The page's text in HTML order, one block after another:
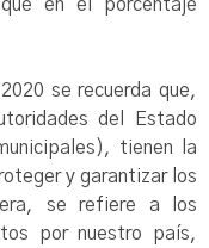
en el porcentaje
se recuerda que,
del Estado
tienen la
y garantizar los
se refiere a los
por nuestro país,